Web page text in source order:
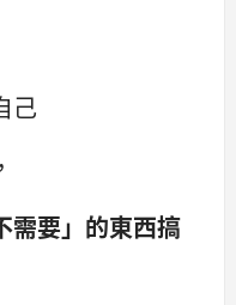
己
需要」的東西搞